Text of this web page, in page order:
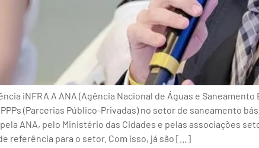
iNFRA A ANA (Agência Nacional de Águas e
(Parcerias Público-Privadas) no setor de saneamento
ANA, pelo Ministério das Cidades e pelas associações
referência para o setor. Com isso, já são […]